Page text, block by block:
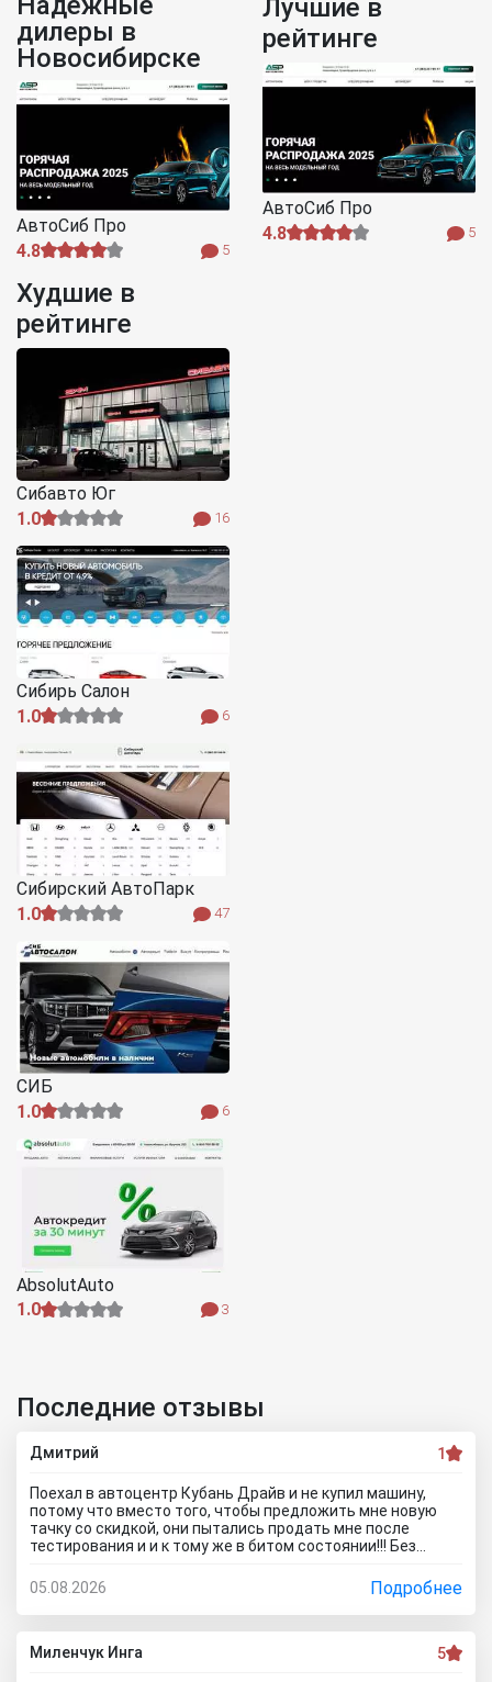
дилеры в
Новосибирске
АвтоСиб Про
4.8
5
Лучшие в
рейтинге
АвтоСиб Про
4.8
5
Худшие в
рейтинге
Сибавто Юг
1.0
16
Сибирь Салон
1.0
6
Сибирский АвтоПарк
1.0
47
СИБ
1.0
6
AbsolutAuto
1.0
3
Последние отзывы
Дмитрий 1
Поехал в автоцентр Кубань Драйв и не купил машину,
потому что вместо того, чтобы предложить мне новую
тачку со скидкой, они пытались продать мне после
тестирования и и к тому же в битом состоянии!!! Без
скорее всего скажет, что эти машины проблемные. Так
что не теряйте время, обратитесь к официальному
дилеру и рекламе в интернете не верьте, а то как я
прокатитесь туда сюда зря.. а стоило всего лишь про
автосалон Кубань Драйв отзывы почитать чтоб понять
05.08.2026 Подробнее
Миленчук Инга 5